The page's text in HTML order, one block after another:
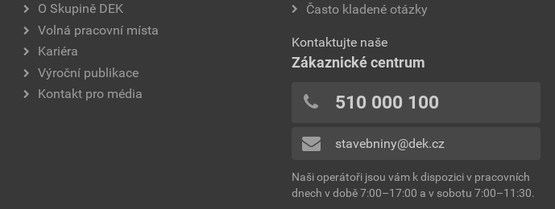
O Skupině DEK
Volná pracovní místa
Kariéra
Výroční publikace
Kontakt pro média
Často kladené otázky
Kontaktujte naše
Zákaznické centrum
510 000 100
stavebniny@dek.cz
Naši operátoři jsou vám k dispozici v pracovních
dnech v době 7:00–17:00 a v sobotu 7:00–11:30.